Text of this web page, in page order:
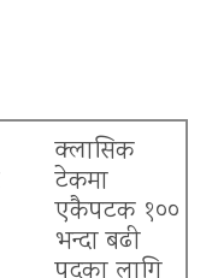
क्लासिक
टेकमा
एकैपटक १००
भन्दा बढी